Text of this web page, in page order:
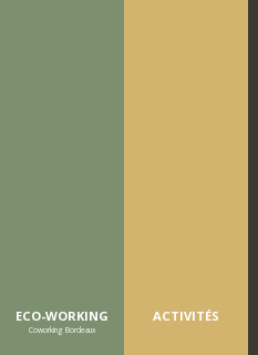
ECO-WORKING
Coworking Bordeaux
ACTIVITÉS